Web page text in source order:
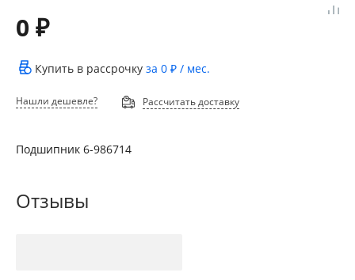
0 ₽
Купить в рассрочку за 0 ₽ / мес.
Нашли дешевле? Рассчитать доставку
Подшипник 6-986714
Отзывы